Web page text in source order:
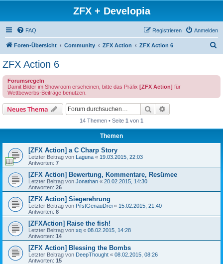
ZFX + Developia
FAQ Anmelden
Registrieren
Foren-Übersicht Community ZFX Action ZFX Action 6
ZFX Action 6
Forumsregeln
Damit Bilder im Showroom erscheinen, bitte das Präfix [ZFX Action] für
Wettbewerbs-Beiträge benutzen.
Neues Thema Suche
14 Themen • Seite 1 von 1
Themen
[ZFX Action] a C Charp Story
Letzter Beitrag von Laguna « 19.03.2015, 22:03
Antworten: 7
[ZFX Action] Bewertung, Kommentare, Resümee
Letzter Beitrag von Jonathan « 20.02.2015, 14:30
Antworten: 26
[ZFX Action] Siegerehrung
Letzter Beitrag von PiIstGenauDrei « 15.02.2015, 21:40
Antworten: 8
[ZFXAction] Raise the fish!
Letzter Beitrag von xq « 08.02.2015, 14:28
Antworten: 14
[ZFX Action] Blessing the Bombs
Letzter Beitrag von DeepThought « 08.02.2015, 08:26
Antworten: 15